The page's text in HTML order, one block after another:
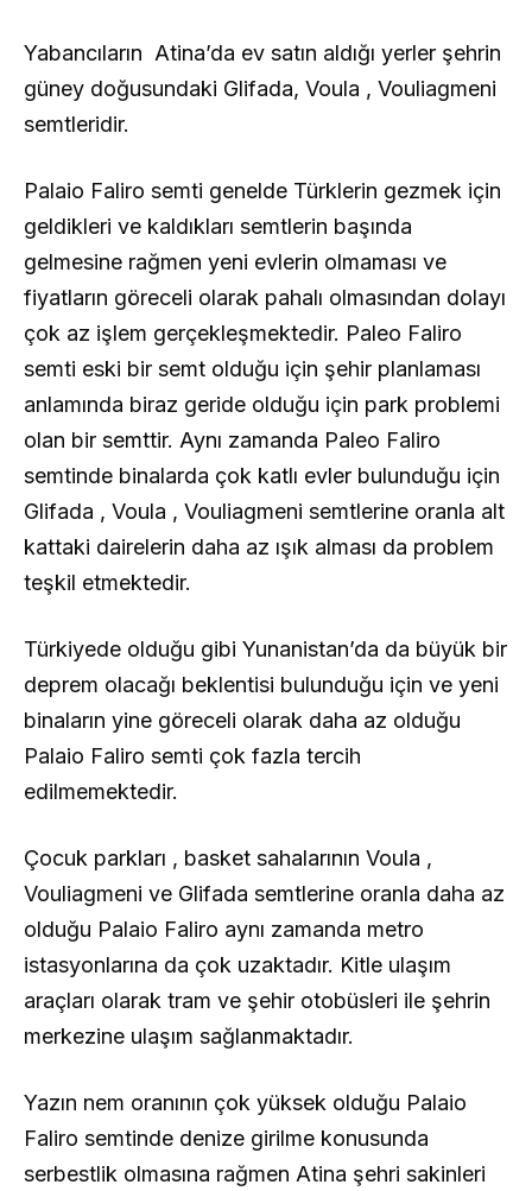
Yabancıların Atina’da ev satın aldığı yerler şehrin
güney doğusundaki Glifada, Voula , Vouliagmeni
semtleridir.
Palaio Faliro semti genelde Türklerin gezmek için
geldikleri ve kaldıkları semtlerin başında
gelmesine rağmen yeni evlerin olmaması ve
fiyatların göreceli olarak pahalı olmasından dolayı
çok az işlem gerçekleşmektedir. Paleo Faliro
semti eski bir semt olduğu için şehir planlaması
anlamında biraz geride olduğu için park problemi
olan bir semttir. Aynı zamanda Paleo Faliro
semtinde binalarda çok katlı evler bulunduğu için
Glifada , Voula , Vouliagmeni semtlerine oranla alt
kattaki dairelerin daha az ışık alması da problem
teşkil etmektedir.
Türkiyede olduğu gibi Yunanistan’da da büyük bir
deprem olacağı beklentisi bulunduğu için ve yeni
binaların yine göreceli olarak daha az olduğu
Palaio Faliro semti çok fazla tercih
edilmemektedir.
Çocuk parkları , basket sahalarının Voula ,
Vouliagmeni ve Glifada semtlerine oranla daha az
olduğu Palaio Faliro aynı zamanda metro
istasyonlarına da çok uzaktadır. Kitle ulaşım
araçları olarak tram ve şehir otobüsleri ile şehrin
merkezine ulaşım sağlanmaktadır.
Yazın nem oranının çok yüksek olduğu Palaio
Faliro semtinde denize girilme konusunda
serbestlik olmasına rağmen Atina şehri sakinleri